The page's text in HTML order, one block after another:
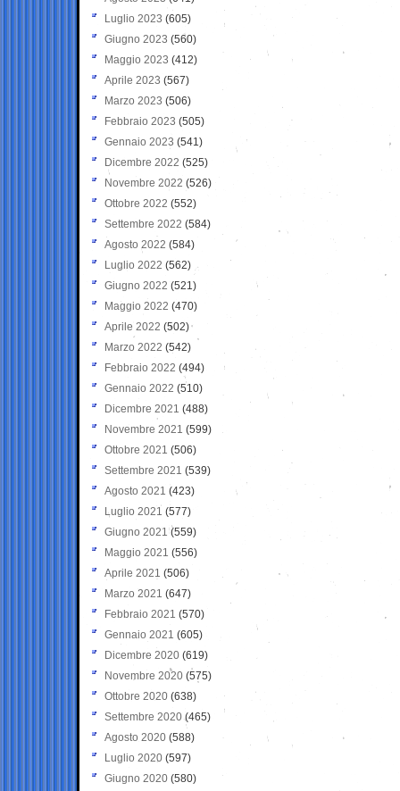
Luglio 2023 (605)
Giugno 2023 (560)
Maggio 2023 (412)
Aprile 2023 (567)
Marzo 2023 (506)
Febbraio 2023 (505)
Gennaio 2023 (541)
Dicembre 2022 (525)
Novembre 2022 (526)
Ottobre 2022 (552)
Settembre 2022 (584)
Agosto 2022 (584)
Luglio 2022 (562)
Giugno 2022 (521)
Maggio 2022 (470)
Aprile 2022 (502)
Marzo 2022 (542)
Febbraio 2022 (494)
Gennaio 2022 (510)
Dicembre 2021 (488)
Novembre 2021 (599)
Ottobre 2021 (506)
Settembre 2021 (539)
Agosto 2021 (423)
Luglio 2021 (577)
Giugno 2021(559)
Maggio 2021 (556)
Aprile 2021 (506)
Marzo 2021 (647)
Febbraio 2021 (570)
Gennaio 2021 (605)
Dicembre 2020 (619)
Novembre 2020 (575)
Ottobre 2020 (638)
Settembre 2020(465)
Agosto 2020 (588)
Luglio 2020 (597)
Giugno 2020 (580)